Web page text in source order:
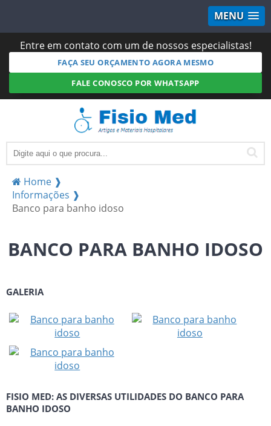
MENU
Entre em contato com um de nossos especialistas!
FAÇA SEU ORÇAMENTO AGORA MESMO
FALE CONOSCO POR WHATSAPP
Home ❱
Informações ❱
Banco para banho idoso
BANCO PARA BANHO IDOSO
GALERIA
FISIO MED: AS DIVERSAS UTILIDADES DO BANCO PARA
BANHO IDOSO